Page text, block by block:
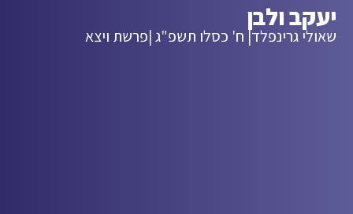
יעקב ולבן
שאולי גרינפלד| ח' כסלו תשפ"ג |פרשת ויצא